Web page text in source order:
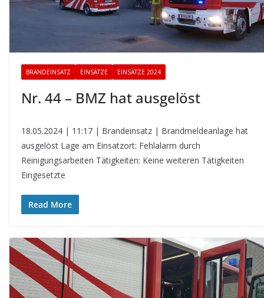
BRANDEINSATZ EINSÄTZE EINSÄTZE 2024
Nr. 44 – BMZ hat ausgelöst
18.05.2024 | 11:17 | Brandeinsatz | Brandmeldeanlage hat
ausgelöst Lage am Einsatzort: Fehlalarm durch
Reinigungsarbeiten Tätigkeiten: Keine weiteren Tätigkeiten
Eingesetzte
Read More